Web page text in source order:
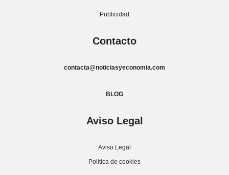
Publicidad
Contacto
contacta@noticiasyeconomia.com
BLOG
Aviso Legal
Aviso Legal
Política de cookies